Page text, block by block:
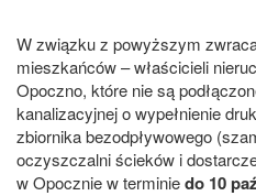
W związku z powyższym
mieszkańców – właścicieli
Opoczno, które nie są
kanalizacyjnej o wypełnienie
zbiornika bezodpływowego
oczyszczalni ścieków i
w Opocznie w terminiedo 10